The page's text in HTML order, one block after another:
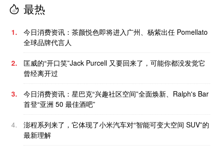
最热
1.
今日消费资讯：茶颜悦色即将进入广州、杨紫出任 Pomellato
全球品牌代言人
2.
匡威的“开口笑”Jack Purcell 又要回来了，可能你都没发觉它
曾经离开过
3.
今日消费资讯：星巴克“兴趣社区空间”全面焕新、Ralph's Bar
首登“亚洲 50 最佳酒吧”
4.
澎程系列来了，它体现了小米汽车对“智能可变大空间 SUV”的
最新理解